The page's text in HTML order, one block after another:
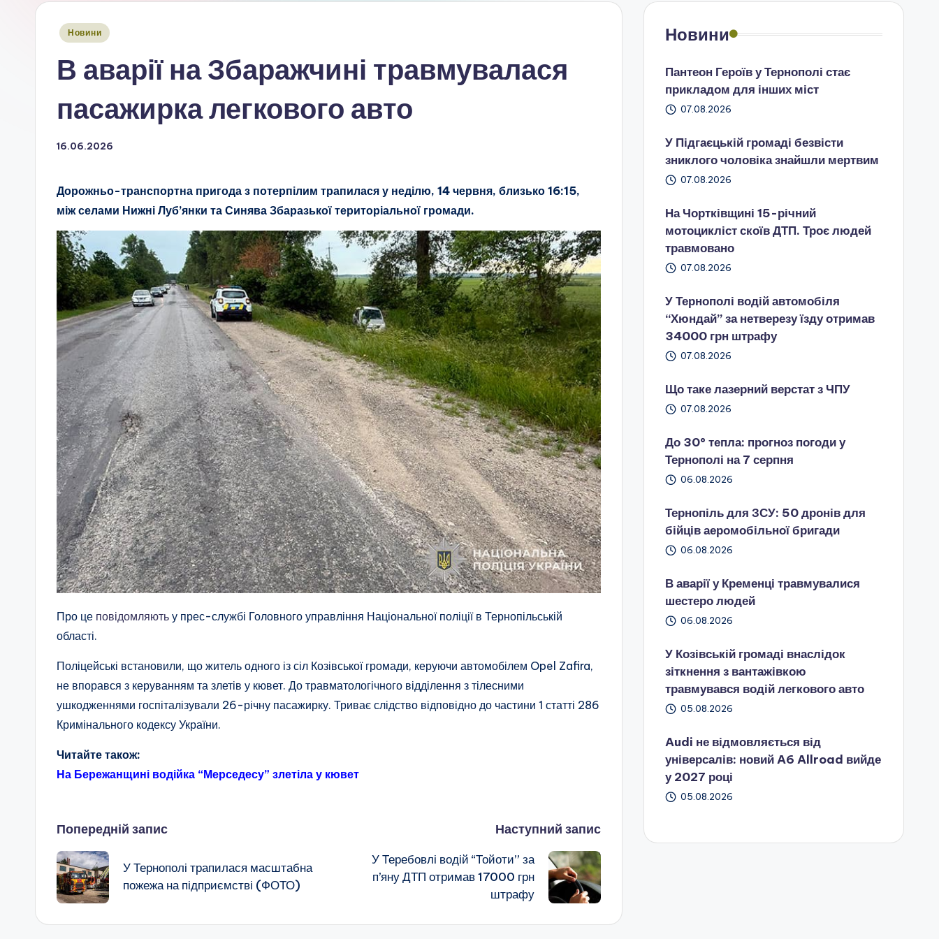
Опубліковано
Новини
В аварії на Збаражчині травмувалася
пасажирка легкового авто
16.06.2026
Дорожньо-транспортна пригода з потерпілим трапилася у неділю, 14 червня, близько 16:15,
між селами Нижні Луб’янки та Синява Збаразької територіальної громади.
Про це повідомляють у прес-службі Головного управління Національної поліції в Тернопільській
області.
Поліцейські встановили, що житель одного із сіл Козівської громади, керуючи автомобілем Opel Zafira,
не впорався з керуванням та злетів у кювет. До травматологічного відділення з тілесними
ушкодженнями госпіталізували 26-річну пасажирку. Триває слідство відповідно до частини 1 статті 286
Кримінального кодексу України.
Читайте також:
На Бережанщині водійка “Мерседесу” злетіла у кювет
Навігація
по
запису
Попередній запис
У Тернополі трапилася масштабна
пожежа на підприємстві (ФОТО)
Наступний запис
У Теребовлі водій “Тойоти” за
п’яну ДТП отримав 17000 грн
штрафу
Новини
Пантеон Героїв у Тернополі стає
прикладом для інших міст
07.08.2026
У Підгаєцькій громаді безвісти
зниклого чоловіка знайшли мертвим
07.08.2026
На Чортківщині 15-річний
мотоцикліст скоїв ДТП. Троє людей
травмовано
07.08.2026
У Тернополі водій автомобіля
“Хюндай” за нетверезу їзду отримав
34000 грн штрафу
07.08.2026
Що таке лазерний верстат з ЧПУ
07.08.2026
До 30° тепла: прогноз погоди у
Тернополі на 7 серпня
06.08.2026
Тернопіль для ЗСУ: 50 дронів для
бійців аеромобільної бригади
06.08.2026
В аварії у Кременці травмувалися
шестеро людей
06.08.2026
У Козівській громаді внаслідок
зіткнення з вантажівкою
травмувався водій легкового авто
05.08.2026
Audi не відмовляється від
універсалів: новий A6 Allroad вийде
у 2027 році
05.08.2026